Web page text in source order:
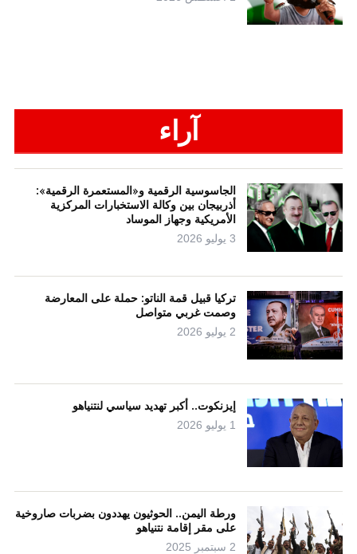
آراء
الجاسوسية الرقمية و«المستعمرة الرقمية»:
أذربيجان بين وكالة الاستخبارات المركزية
الأمريكية وجهاز الموساد
3 يوليو 2026
تركيا قبيل قمة الناتو: حملة على المعارضة
وصمت غربي متواصل
2 يوليو 2026
إيزنكوت.. أكبر تهديد سياسي لنتنياهو
1 يوليو 2026
ورطة اليمن.. الحوثيون يهددون بضربات صاروخية
على مقر إقامة نتنياهو
2 سبتمبر 2025